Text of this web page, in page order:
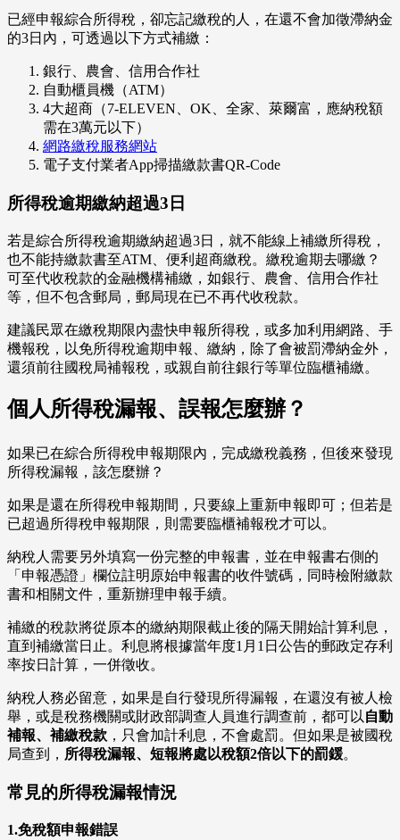
已經申報綜合所得稅，卻忘記繳稅的人，在還不會加徵滯納金
的3日內，可透過以下方式補繳：
銀行、農會、信用合作社
自動櫃員機（ATM）
4大超商（7-ELEVEN、OK、全家、萊爾富，應納稅額
需在3萬元以下）
網路繳稅服務網站
電子支付業者App掃描繳款書QR-Code
所得稅逾期繳納超過3日
若是綜合所得稅逾期繳納超過3日，就不能線上補繳所得稅，
也不能持繳款書至ATM、便利超商繳稅。繳稅逾期去哪繳？
可至代收稅款的金融機構補繳，如銀行、農會、信用合作社
等，但不包含郵局，郵局現在已不再代收稅款。
建議民眾在繳稅期限內盡快申報所得稅，或多加利用網路、手
機報稅，以免所得稅逾期申報、繳納，除了會被罰滯納金外，
還須前往國稅局補報稅，或親自前往銀行等單位臨櫃補繳。
個人所得稅漏報、誤報怎麼辦？
如果已在綜合所得稅申報期限內，完成繳稅義務，但後來發現
所得稅漏報，該怎麼辦？
如果是還在所得稅申報期間，只要線上重新申報即可；但若是
已超過所得稅申報期限，則需要臨櫃補報稅才可以。
納稅人需要另外填寫一份完整的申報書，並在申報書右側的
「申報憑證」欄位註明原始申報書的收件號碼，同時檢附繳款
書和相關文件，重新辦理申報手續。
補繳的稅款將從原本的繳納期限截止後的隔天開始計算利息，
直到補繳當日止。利息將根據當年度1月1日公告的郵政定存利
率按日計算，一併徵收。
納稅人務必留意，如果是自行發現所得漏報，在還沒有被人檢
舉，或是稅務機關或財政部調查人員進行調查前，都可以自動
補報、補繳稅款 ，只會加計利息，不會處罰。但如果是被國稅
局查到， 所得稅漏報、短報將處以稅額2倍以下的罰鍰。
常見的所得稅漏報情況
1.免稅額申報錯誤